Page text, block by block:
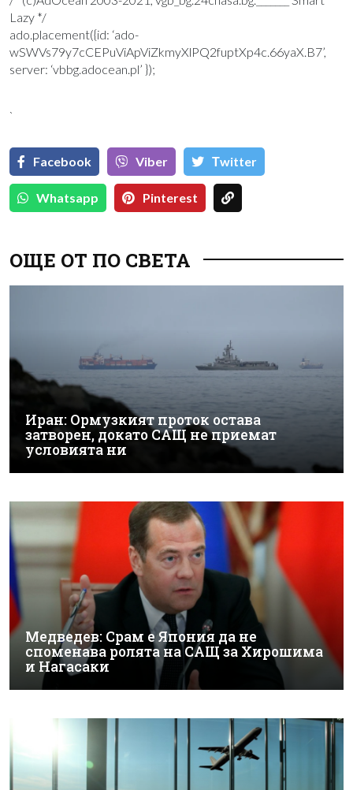
Lazy */
ado.placement({id: ‘ado-
wSWVs79y7cCEPuViApViZkmyXlPQ2fuptXp4c.66yaX.B7’,
server: ‘vbbg.adocean.pl’ });
`
Facebook Viber Тwitter
Whatsapp Pinterest
ОЩЕ ОТ ПО СВЕТА
Иран: Ормузкият проток остава
затворен, докато САЩ не приемат
условията ни
Медведев: Срам е Япония да не
споменава ролята на САЩ за Хирошима
и Нагасаки